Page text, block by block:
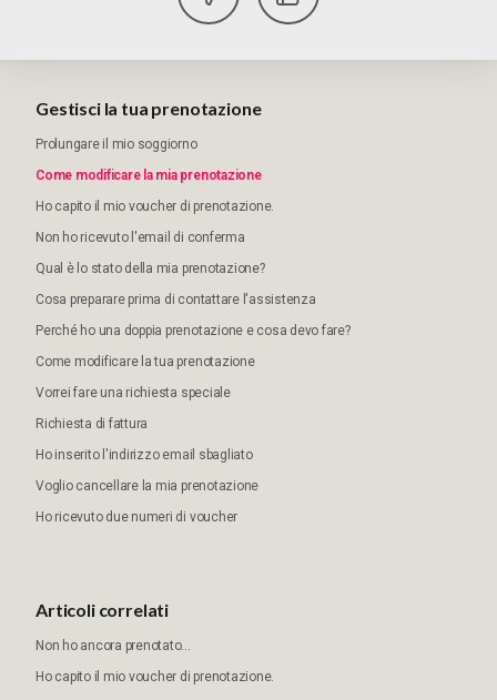
Gestisci la tua prenotazione
Prolungare il mio soggiorno
Come modificare la mia prenotazione
Ho capito il mio voucher di prenotazione.
Non ho ricevuto l'email di conferma
Qual è lo stato della mia prenotazione?
Cosa preparare prima di contattare l'assistenza
Perché ho una doppia prenotazione e cosa devo fare?
Come modificare la tua prenotazione
Vorrei fare una richiesta speciale
Richiesta di fattura
Ho inserito l'indirizzo email sbagliato
Voglio cancellare la mia prenotazione
Ho ricevuto due numeri di voucher
Articoli correlati
Non ho ancora prenotato...
Ho capito il mio voucher di prenotazione.